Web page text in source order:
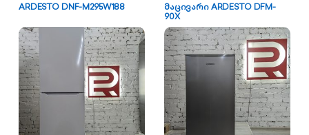
ARDESTO DNF-M295W188
მაცივარი ARDESTO DFM-
90X